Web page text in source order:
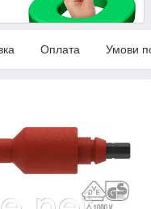
Оплата Умови